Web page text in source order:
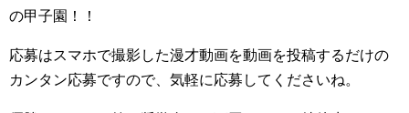
の甲子園！！
応募はスマホで撮影した漫才動画を動画を投稿するだけの
カンタン応募ですので、気軽に応募してくださいね。